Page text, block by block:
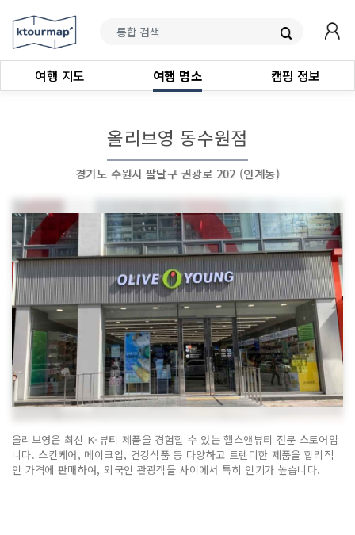
여행 지도 여행 명소 캠핑 정보
올리브영 동수원점
경기도 수원시 팔달구 권광로 202 (인계동)
올리브영은 최신 K-뷰티 제품을 경험할 수 있는 헬스앤뷰티 전문 스토어입
니다. 스킨케어, 메이크업, 건강식품 등 다양하고 트렌디한 제품을 합리적
인 가격에 판매하여, 외국인 관광객들 사이에서 특히 인기가 높습니다.